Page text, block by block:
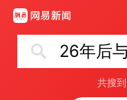
共搜到